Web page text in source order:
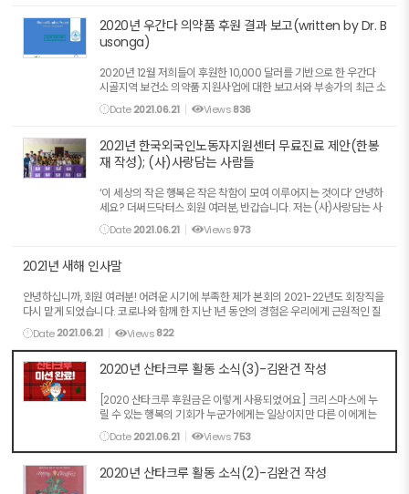
2020년 우간다 의약품 후원 결과 보고(written by Dr. B
usonga)
2020년 12월 저희들이 후원한 10,000 달러를 기반으로 한 우간다
시골지역 보건소 의약품 지원사업에 대한 보고서와 부송가의 최근 소
식을 전합니다. 부송가가 작성한 보고서에 근거해 정부에서는 일부
보건소를 level 3로 격상하기로 결정을 했는데, 그에 필...
Date2021.06.21 Views836
2021년 한국외국인노동자지원센터 무료진료 제안(한봉
재 작성); (사)사랑담는 사람들
‘이 세상의 작은 행복은 작은 착함이 모여 이루어지는 것이다’ 안녕하
세요? 더써드닥터스 회원 여러분, 반갑습니다. 저는 (사)사랑담는 사
람들 이사장 한봉재라고 합니다. 저희 사담사는 우리 주변의 가난하
고 소외된 이웃들을 돕고자 뜻있는 의료인들과 자원...
Date2021.06.21 Views973
2021년 새해 인사말
안녕하십니까, 회원 여러분! 어려운 시기에 부족한 제가 본회의 2021-22년도 회장직을
다시 맡게 되었습니다. 코로나와 함께 한 지난 1년 동안의 경험은 우리에게 근원적인 질
문을 던집니다. 과연 무엇이 우리에게 소중한 것인지.... 자신에 대해서, 공공선에 ...
Date2021.06.21 Views822
2020년 산타크루 활동 소식(3)-김완건 작성
[2020 산타크루 후원금은 이렇게 사용되었어요] 크리스마스에 누
릴 수 있는 행복의 기회가 누군가에게는 일상이지만 다른 이에게는
일생일대의 사건이 되었습니다. 더써닥 회원 여러분~ 12월 25일. 이
런 따뜻한 이야기에 마음을 빼앗겨 주셔서 감사드립니다!
Date2021.06.21 Views753
2020년 산타크루 활동 소식(2)-김완건 작성